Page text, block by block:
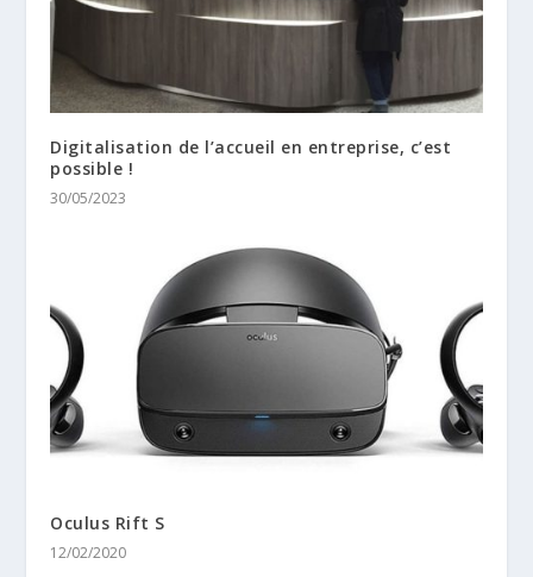
Digitalisation de l’accueil en entreprise, c’est
possible !
30/05/2023
Oculus Rift S
12/02/2020